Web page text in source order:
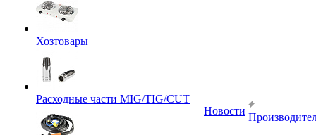
Хозтовары
Расходные части MIG/TIG/CUT
Новости